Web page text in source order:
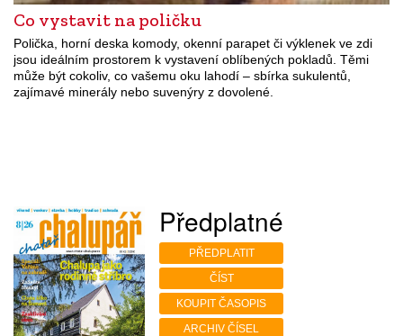
Co vystavit na poličku
Polička, horní deska komody, okenní parapet či výklenek ve zdi
jsou ideálním prostorem k vystavení oblíbených pokladů. Těmi
může být cokoliv, co vašemu oku lahodí – sbírka sukulentů,
zajímavé minerály nebo suvenýry z dovolené.
Předplatné
PŘEDPLATIT
ČÍST
KOUPIT ČASOPIS
ARCHIV ČÍSEL